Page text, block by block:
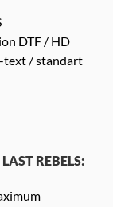
DTF / HD
text / standart
REBELS: